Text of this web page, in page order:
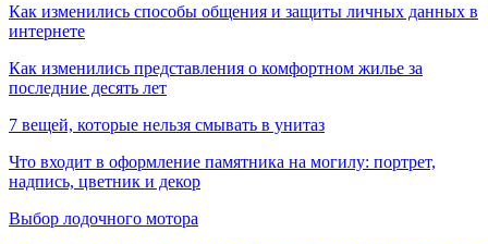
Как изменились способы общения и защиты личных данных в
интернете
Как изменились представления о комфортном жилье за
последние десять лет
7 вещей, которые нельзя смывать в унитаз
Что входит в оформление памятника на могилу: портрет,
надпись, цветник и декор
Выбор лодочного мотора